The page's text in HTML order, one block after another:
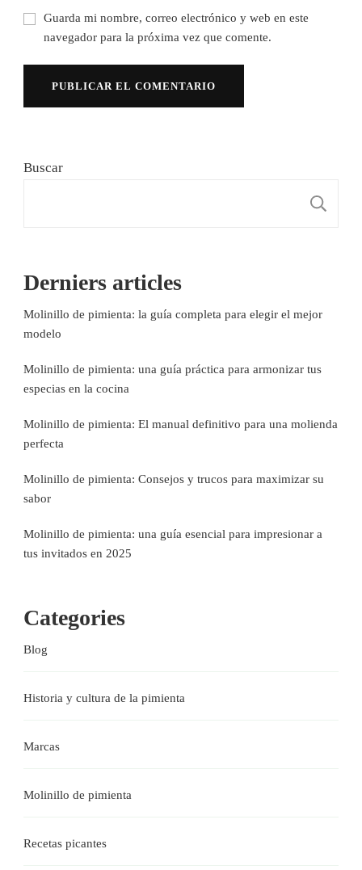
Guarda mi nombre, correo electrónico y web en este
navegador para la próxima vez que comente.
Buscar
Derniers articles
Molinillo de pimienta: la guía completa para elegir el mejor
modelo
Molinillo de pimienta: una guía práctica para armonizar tus
especias en la cocina
Molinillo de pimienta: El manual definitivo para una molienda
perfecta
Molinillo de pimienta: Consejos y trucos para maximizar su
sabor
Molinillo de pimienta: una guía esencial para impresionar a
tus invitados en 2025
Categories
Blog
Historia y cultura de la pimienta
Marcas
Molinillo de pimienta
Recetas picantes